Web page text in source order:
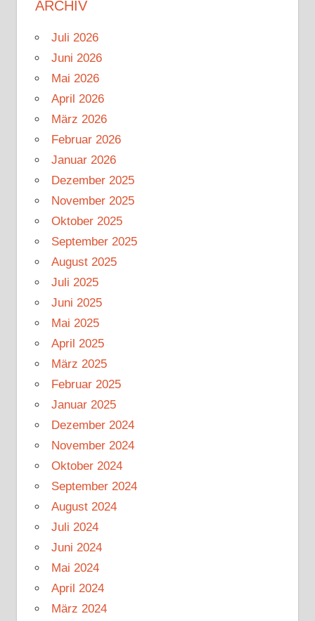
ARCHIV
Juli 2026
Juni 2026
Mai 2026
April 2026
März 2026
Februar 2026
Januar 2026
Dezember 2025
November 2025
Oktober 2025
September 2025
August 2025
Juli 2025
Juni 2025
Mai 2025
April 2025
März 2025
Februar 2025
Januar 2025
Dezember 2024
November 2024
Oktober 2024
September 2024
August 2024
Juli 2024
Juni 2024
Mai 2024
April 2024
März 2024